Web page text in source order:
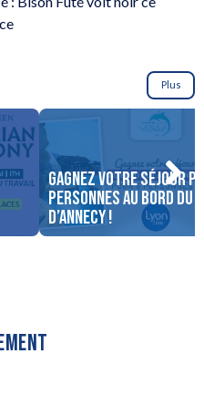
Plus
Gagnez votre séjour
personnes au bord du
d’Annecy !